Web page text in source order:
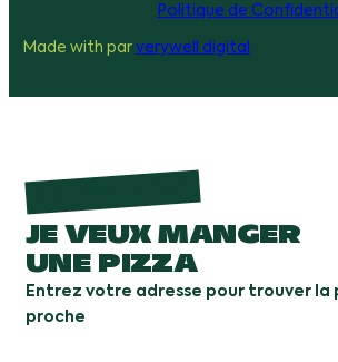
Politique de
Made with par verywell digital
JE VEUX MANGER
UNE PIZZA
Entrez votre adresse pour trouver la
proche